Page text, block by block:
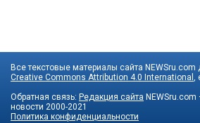
Все текстовые материалы сайта NEWSru.com
Creative Commons Attribution 4.0 International
Обратная связь: Редакция сайта
новости 2000-2021
Политика конфиденциальности